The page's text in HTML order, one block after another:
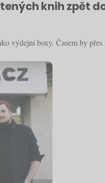
knih zpět
výdejní boxy. Časem by